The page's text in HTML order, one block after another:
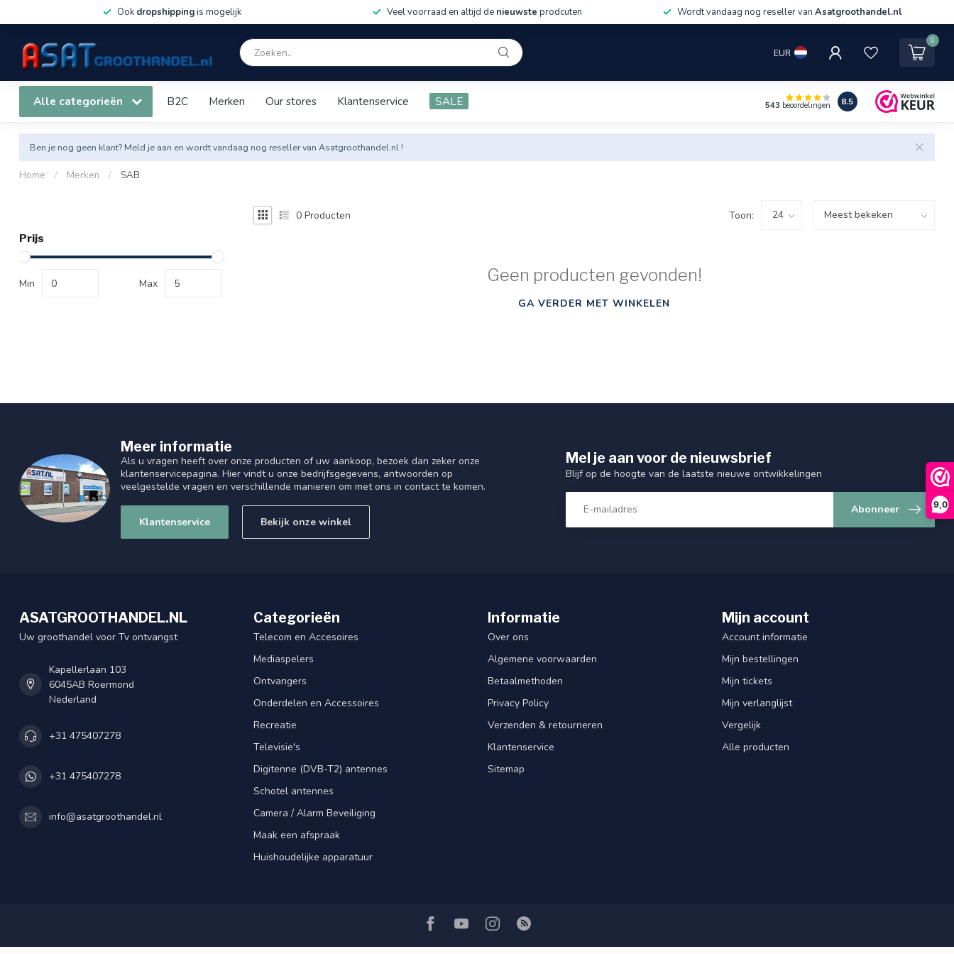
9,0
Ook dropshippingis mogelijk Veel voorraad en altijd de nieuwste prodcuten Wordt vandaag nog reseller van Asatgroothandel.nl
EUR
0
Alle categorieën B2C Merken Our stores Klantenservice SALE 543 beoordelingen 8.5
Ben je nog geen klant? Meld je aan en wordt vandaag nog reseller van Asatgroothandel.nl !
Home / Merken / SAB
Prijs
Min Max
0 Producten Toon:
Geen producten gevonden!
GA VERDER MET WINKELEN
Meer informatie
Als u vragen heeft over onze producten of uw aankoop, bezoek dan zeker onze
klantenservicepagina. Hier vindt u onze bedrijfsgegevens, antwoorden op
veelgestelde vragen en verschillende manieren om met ons in contact te komen.
Klantenservice Bekijk onze winkel
Mel je aan voor de nieuwsbrief
Blijf op de hoogte van de laatste nieuwe ontwikkelingen
Abonneer
ASATGROOTHANDEL.NL
Uw groothandel voor Tv ontvangst
Kapellerlaan 103
6045AB Roermond
Nederland
+31 475407278
+31 475407278
info@asatgroothandel.nl
Categorieën
Telecom en Accesoires
Mediaspelers
Ontvangers
Onderdelen en Accessoires
Recreatie
Televisie's
Digitenne (DVB-T2) antennes
Schotel antennes
Camera / Alarm Beveiliging
Maak een afspraak
Huishoudelijke apparatuur
Informatie
Over ons
Algemene voorwaarden
Betaalmethoden
Privacy Policy
Verzenden & retourneren
Klantenservice
Sitemap
Mijn account
Account informatie
Mijn bestellingen
Mijn tickets
Mijn verlanglijst
Vergelijk
Alle producten